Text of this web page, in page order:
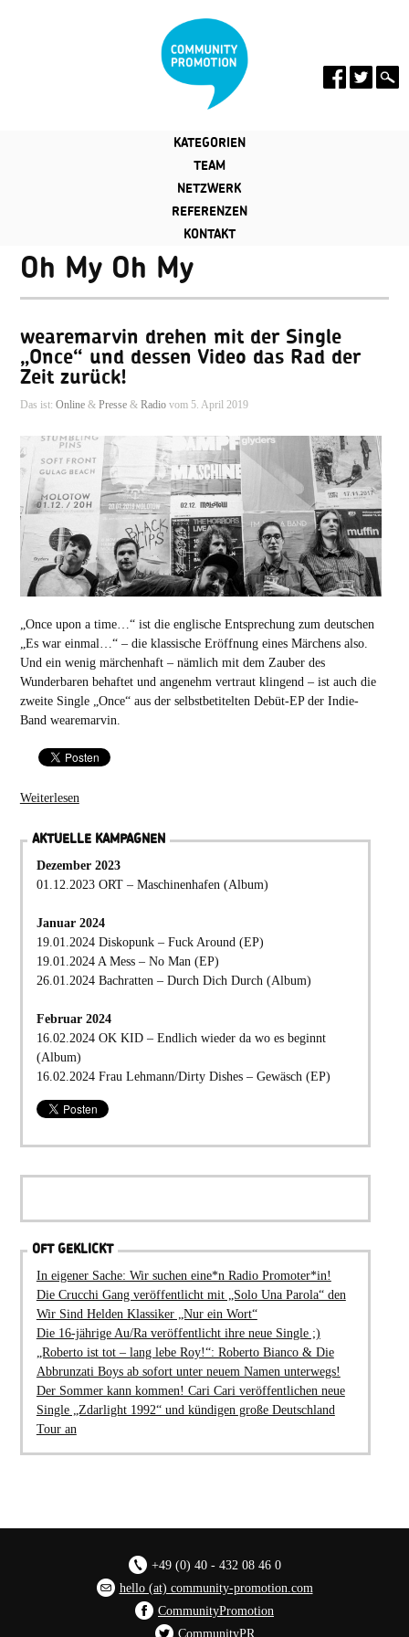
KATEGORIEN
TEAM
NETZWERK
REFERENZEN
KONTAKT
Oh My Oh My
wearemarvin drehen mit der Single
„Once“ und dessen Video das Rad der
Zeit zurück!
Das ist: Online& Presse& Radiovom 5. April 2019
„Once upon a time…“ ist die englische Entsprechung zum deutschen
„Es war einmal…“ – die klassische Eröffnung eines Märchens also.
Und ein wenig märchenhaft – nämlich mit dem Zauber des
Wunderbaren behaftet und angenehm vertraut klingend – ist auch die
zweite Single „Once“ aus der selbstbetitelten Debüt-EP der Indie-
Band wearemarvin.
Weiterlesen
AKTUELLE KAMPAGNEN
Dezember 2023
01.12.2023 ORT – Maschinenhafen (Album)
Januar 2024
19.01.2024 Diskopunk – Fuck Around (EP)
19.01.2024 A Mess – No Man (EP)
26.01.2024 Bachratten – Durch Dich Durch (Album)
Februar 2024
16.02.2024 OK KID – Endlich wieder da wo es beginnt
(Album)
16.02.2024 Frau Lehmann/Dirty Dishes – Gewäsch (EP)
OFT GEKLICKT
In eigener Sache: Wir suchen eine*n Radio Promoter*in!
Die Crucchi Gang veröffentlicht mit „Solo Una Parola“ den
Wir Sind Helden Klassiker „Nur ein Wort“
Die 16-jährige Au/Ra veröffentlicht ihre neue Single ;)
„Roberto ist tot – lang lebe Roy!“: Roberto Bianco & Die
Abbrunzati Boys ab sofort unter neuem Namen unterwegs!
Der Sommer kann kommen! Cari Cari veröffentlichen neue
Single „Zdarlight 1992“ und kündigen große Deutschland
Tour an
+49 (0) 40 - 432 08 46 0
hello (at) community-promotion.com
CommunityPromotion
CommunityPR